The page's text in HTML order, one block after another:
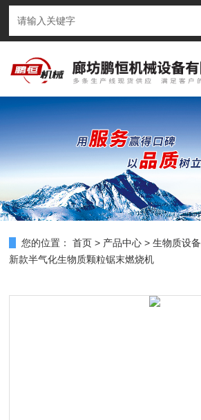
您的位置： 首页 > 产品中心 >生物质设备
新款半气化生物质颗粒锯末燃烧机